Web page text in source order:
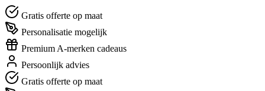
Gratis offerte op maat
Personalisatie mogelijk
Premium A-merken cadeaus
Persoonlijk advies
Gratis offerte op maat